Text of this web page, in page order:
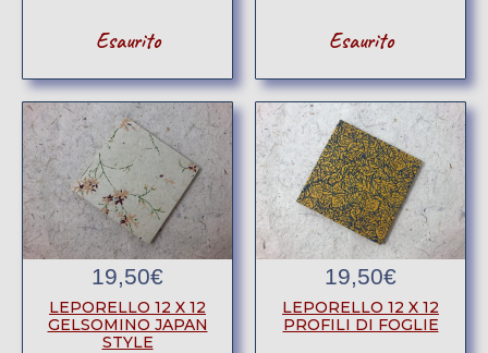
Esaurito Esaurito
19,50€
LEPORELLO 12 X 12
GELSOMINO JAPAN
STYLE
19,50€
LEPORELLO 12 X 12
PROFILI DI FOGLIE